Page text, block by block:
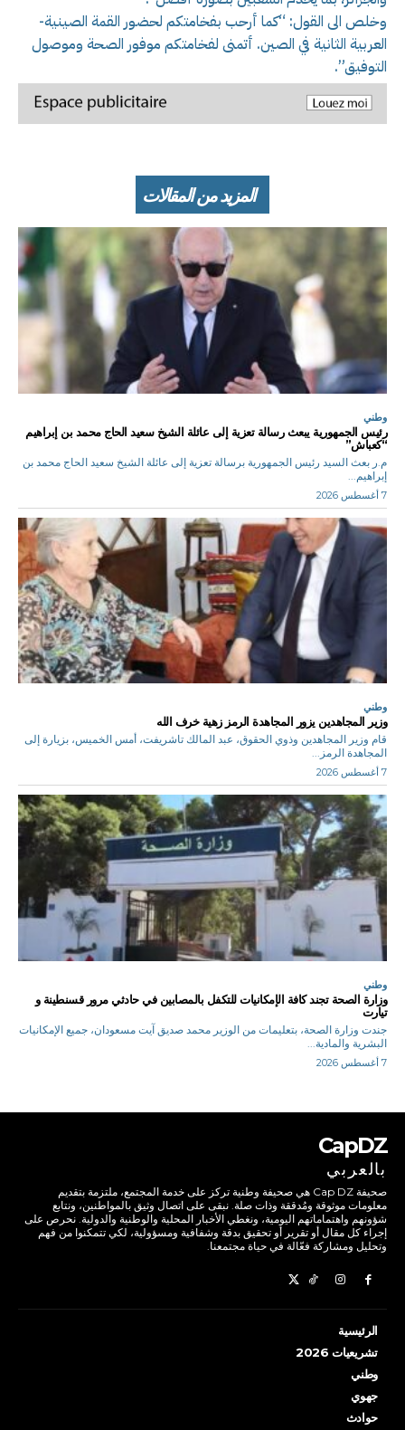
وخلص الى القول: “كما أرحب بفخامتكم لحضور القمة الصينية-
العربية الثانية في الصين. أتمنى لفخامتكم موفور الصحة وموصول
التوفيق”.
المزيد من المقالات
وطني
رئيس الجمهورية يبعث رسالة تعزية إلى عائلة الشيخ سعيد الحاج محمد بن إبراهيم
“كعباش”
م.ر بعث السيد رئيس الجمهورية برسالة تعزية إلى عائلة الشيخ سعيد الحاج محمد بن
إبراهيم...
7 أغسطس 2026
وطني
وزير المجاهدين يزور المجاهدة الرمز زهية خرف الله
قام وزير المجاهدين وذوي الحقوق، عبد المالك تاشريفت، أمس الخميس، بزيارة إلى
المجاهدة الرمز...
7 أغسطس 2026
وطني
وزارة الصحة تجند كافة الإمكانيات للتكفل بالمصابين في حادثي مرور قسنطينة و
تيارت
جندت وزارة الصحة، بتعليمات من الوزير محمد صديق آيت مسعودان، جميع الإمكانيات
البشرية والمادية...
7 أغسطس 2026
CapDZ
بالعربي
صحيفة Cap DZ هي صحيفة وطنية تركز على خدمة المجتمع، ملتزمة بتقديم
معلومات موثوقة ومُدققة وذات صلة. نبقى على اتصال وثيق بالمواطنين، ونتابع
شؤونهم واهتماماتهم اليومية، ونغطي الأخبار المحلية والوطنية والدولية. نحرص على
إجراء كل مقال أو تقرير أو تحقيق بدقة وشفافية ومسؤولية، لكي تتمكنوا من فهم
وتحليل ومشاركة فعّالة في حياة مجتمعنا.
الرئيسية
تشريعيات 2026
وطني
جهوي
حوادث